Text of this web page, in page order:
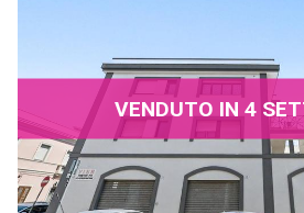
VENDUTO IN 4